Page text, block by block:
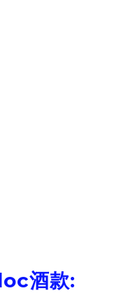
酒款: